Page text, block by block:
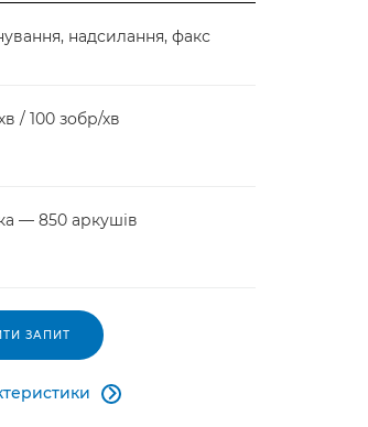
надсилання, факс
/ 100 зобр/хв
— 850 аркушів
ЗАПИТ
